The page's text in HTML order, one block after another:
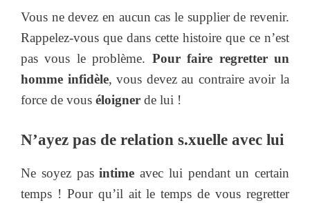
Vous ne devez en aucun cas le supplier de revenir.
Rappelez-vous que dans cette histoire que ce n’est
pas vous le problème. Pour faire regretter un
homme infidèle, vous devez au contraire avoir la
force de vous éloigner de lui !
N’ayez pas de relation s.xuelle avec lui
Ne soyez pasintime avec lui pendant un certain
temps ! Pour qu’il ait le temps de vous regretter